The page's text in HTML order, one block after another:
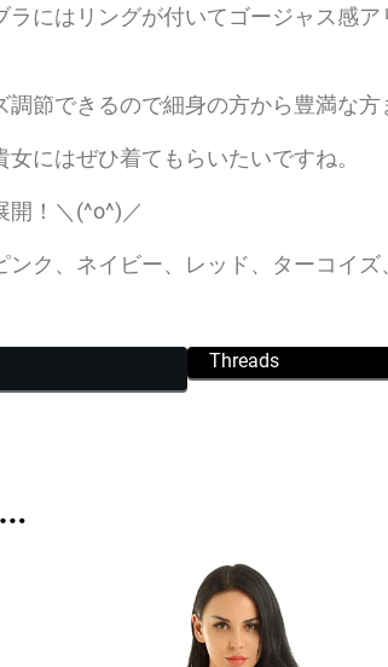
ラにはリングが付いてゴージャス感
調節できるので細身の方から豊満な
にはぜひ着てもらいたいですね。
開！＼(^o^)／
ク、ネイビー、レッド、ターコイズ
Threads